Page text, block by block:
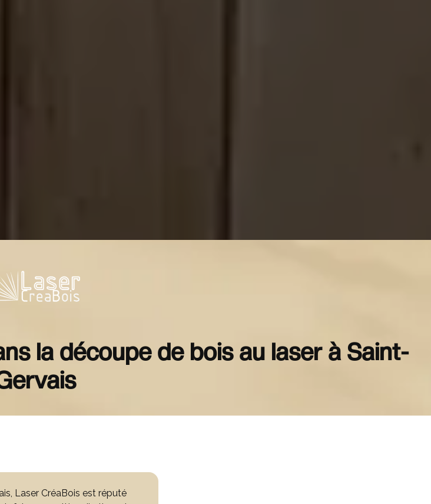
la découpe de bois au laser à Saint-
Laser CréaBois est réputé